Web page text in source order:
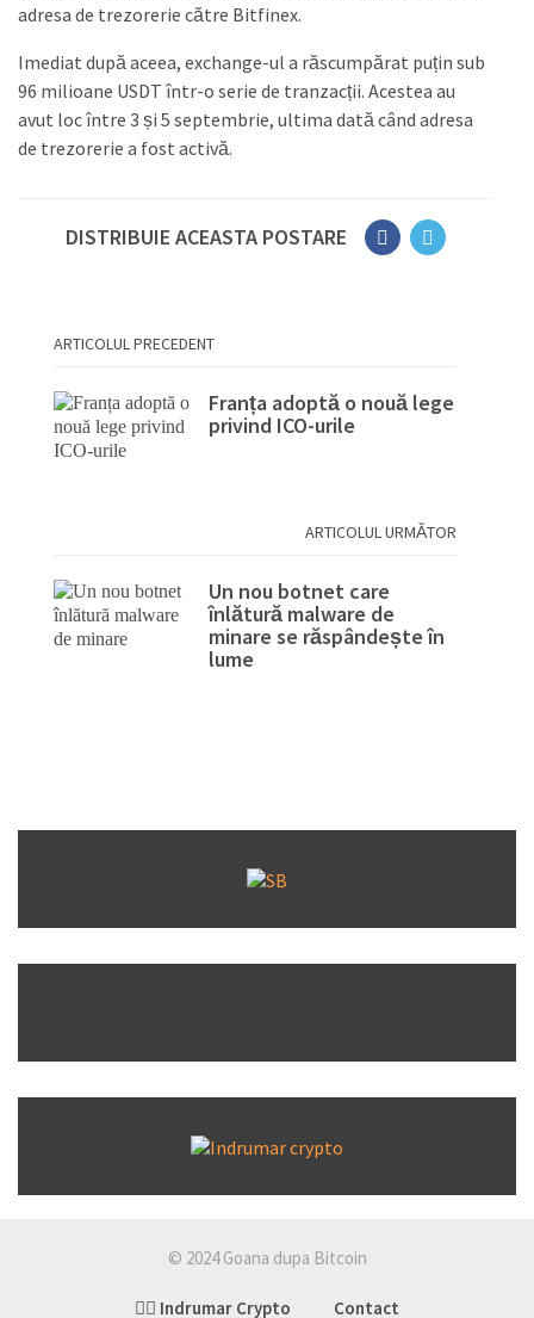
adresa de trezorerie către Bitfinex.
Imediat după aceea, exchange-ul a răscumpărat puțin sub
96 milioane USDT într-o serie de tranzacții. Acestea au
avut loc între 3 și 5 septembrie, ultima dată când adresa
de trezorerie a fost activă.
DISTRIBUIE ACEASTA POSTARE
ARTICOLUL PRECEDENT
Franța adoptă o nouă lege
privind ICO-urile
ARTICOLUL URMĂTOR
Un nou botnet care
înlătură malware de
minare se răspândește în
lume
© 2024 Goana dupa Bitcoin
👉🏽 Indrumar Crypto Contact